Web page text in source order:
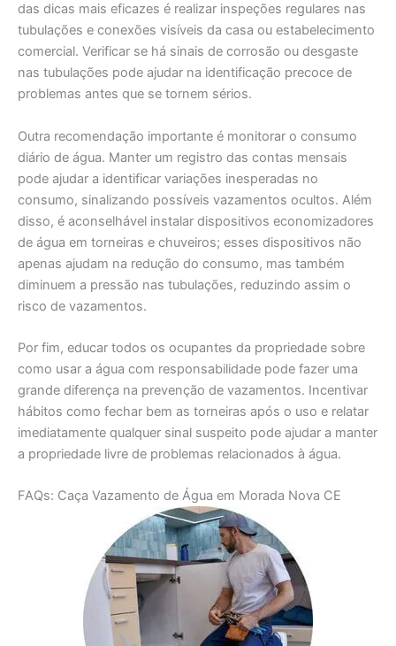
das dicas mais eficazes é realizar inspeções regulares nas
tubulações e conexões visíveis da casa ou estabelecimento
comercial. Verificar se há sinais de corrosão ou desgaste
nas tubulações pode ajudar na identificação precoce de
problemas antes que se tornem sérios.
Outra recomendação importante é monitorar o consumo
diário de água. Manter um registro das contas mensais
pode ajudar a identificar variações inesperadas no
consumo, sinalizando possíveis vazamentos ocultos. Além
disso, é aconselhável instalar dispositivos economizadores
de água em torneiras e chuveiros; esses dispositivos não
apenas ajudam na redução do consumo, mas também
diminuem a pressão nas tubulações, reduzindo assim o
risco de vazamentos.
Por fim, educar todos os ocupantes da propriedade sobre
como usar a água com responsabilidade pode fazer uma
grande diferença na prevenção de vazamentos. Incentivar
hábitos como fechar bem as torneiras após o uso e relatar
imediatamente qualquer sinal suspeito pode ajudar a manter
a propriedade livre de problemas relacionados à água.
FAQs: Caça Vazamento de Água em Morada Nova CE